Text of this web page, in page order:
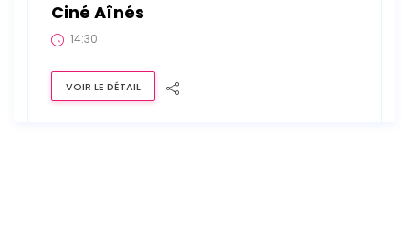
Ciné Aînés
14:30
VOIR LE DÉTAIL